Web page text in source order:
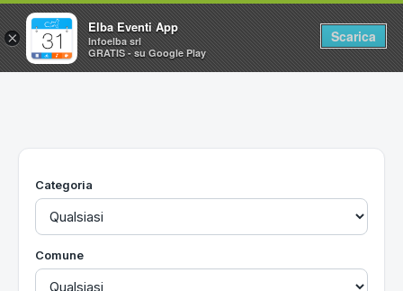
Home
Utilità
Categoria
Comune
×
Elba Eventi App
Infoelba srl
GRATIS - su Google Play
Scarica